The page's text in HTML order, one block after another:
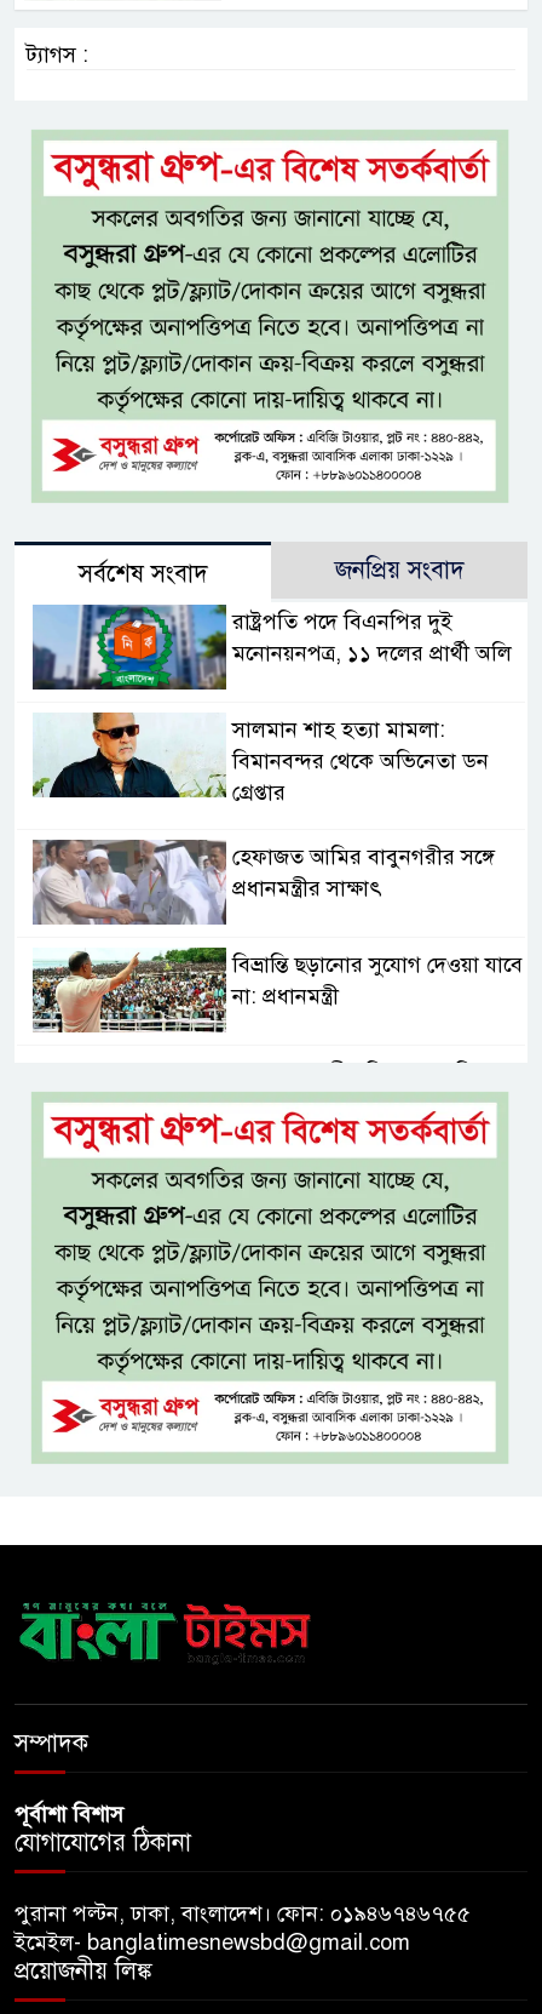
ট্যাগস :
সর্বশেষ সংবাদ জনপ্রিয় সংবাদ
রাষ্ট্রপতি পদে বিএনপির দুই
মনোনয়নপত্র, ১১ দলের প্রার্থী অলি
সালমান শাহ হত্যা মামলা:
বিমানবন্দর থেকে অভিনেতা ডন
গ্রেপ্তার
হেফাজত আমির বাবুনগরীর সঙ্গে
প্রধানমন্ত্রীর সাক্ষাৎ
বিভ্রান্তি ছড়ানোর সুযোগ দেওয়া যাবে
না: প্রধানমন্ত্রী
অধিকার নিশ্চিত করতে হাইকোর্টের
রুল
জামায়াতের প্রদর্শনীতে মুক্তিযুদ্ধ
আছে, নেই জামায়াত
জঙ্গল ছেড়ে লোকালয়ে বিষধর সাপ,
খাদ্যসংকট ও সংকুচিত আবাসস্থলই
কি কারণ?
এসএসসি ও সমমানের ফল
সোমবার, জানা যাবে ৩ উপায়ে
একই খাটে মা-ছেলের লাশ, শিশুর
মৃত্যু
মাকে খুঁজতে এসে মিলল পলিথিনে
মোড়ানো মরদেহ, মেলেনি মাথা ও
সম্পাদক
পূর্বাশা বিশাস
যোগাযোগের ঠিকানা
পুরানা পল্টন, ঢাকা, বাংলাদেশ। ফোন: ০১৯৪৬৭৪৬৭৫৫
ইমেইল- banglatimesnewsbd@gmail.com
প্রয়োজনীয় লিঙ্ক